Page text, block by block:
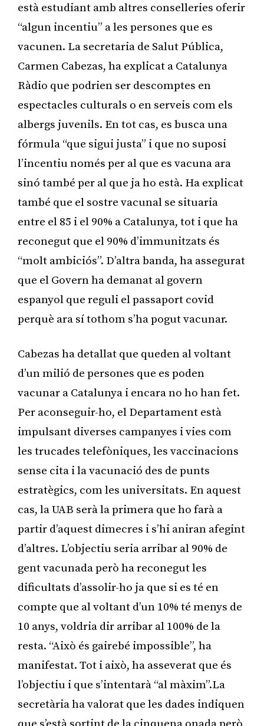
està estudiant amb altres conselleries oferir
“algun incentiu” a les persones que es
vacunen. La secretaria de Salut Pública,
Carmen Cabezas, ha explicat a Catalunya
Ràdio que podrien ser descomptes en
espectacles culturals o en serveis com els
albergs juvenils. En tot cas, es busca una
fórmula “que sigui justa” i que no suposi
l’incentiu només per al que es vacuna ara
sinó també per al que ja ho està. Ha explicat
també que el sostre vacunal se situaria
entre el 85 i el 90% a Catalunya, tot i que ha
reconegut que el 90% d’immunitzats és
“molt ambiciós”. D’altra banda, ha assegurat
que el Govern ha demanat al govern
espanyol que reguli el passaport covid
perquè ara sí tothom s’ha pogut vacunar.
Cabezas ha detallat que queden al voltant
d’un milió de persones que es poden
vacunar a Catalunya i encara no ho han fet.
Per aconseguir-ho, el Departament està
impulsant diverses campanyes i vies com
les trucades telefòniques, les vaccinacions
sense cita i la vacunació des de punts
estratègics, com les universitats. En aquest
cas, la UAB serà la primera que ho farà a
partir d’aquest dimecres i s’hi aniran afegint
d’altres. L’objectiu seria arribar al 90% de
gent vacunada però ha reconegut les
dificultats d’assolir-ho ja que si es té en
compte que al voltant d’un 10% té menys de
10 anys, voldria dir arribar al 100% de la
resta. “Això és gairebé impossible”, ha
manifestat. Tot i això, ha asseverat que és
l’objectiu i que s’intentarà “al màxim”.La
secretària ha valorat que les dades indiquen